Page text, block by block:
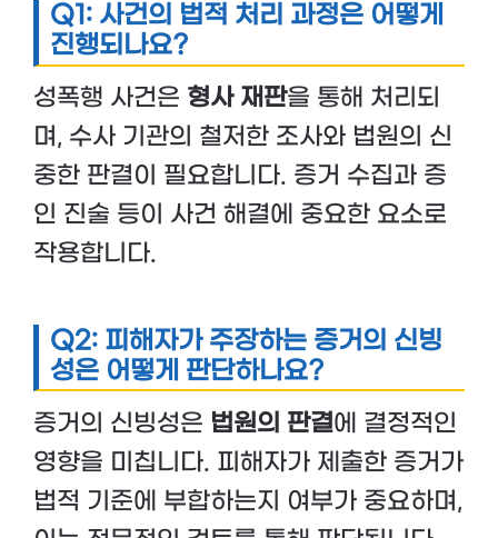
Q1: 사건의 법적 처리 과정은 어떻게
진행되나요?
성폭행 사건은 형사 재판을 통해 처리되
며, 수사 기관의 철저한 조사와 법원의 신
중한 판결이 필요합니다. 증거 수집과 증
인 진술 등이 사건 해결에 중요한 요소로
작용합니다.
Q2: 피해자가 주장하는 증거의 신빙
성은 어떻게 판단하나요?
증거의 신빙성은 법원의 판결에 결정적인
영향을 미칩니다. 피해자가 제출한 증거가
법적 기준에 부합하는지 여부가 중요하며,